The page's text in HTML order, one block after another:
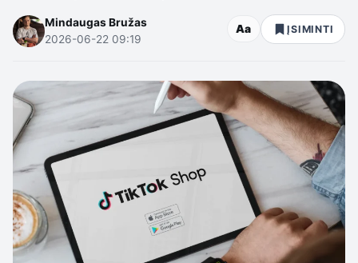
Mindaugas Bružas
2026-06-22 09:19
Aa ĮSIMINTI